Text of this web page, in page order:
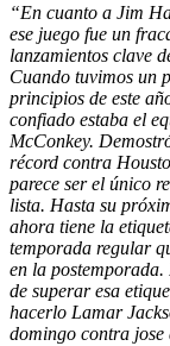
“En cuanto a Jim
ese juego fue un
lanzamientos clave
Cuando tuvimos un
principios de este
confiado estaba el
McConkey.
récord contra
parece ser el único
lista. Hasta su
ahora tiene la
temporada regular
en la
de superar esa
hacerlo Lamar
domingo contra jose